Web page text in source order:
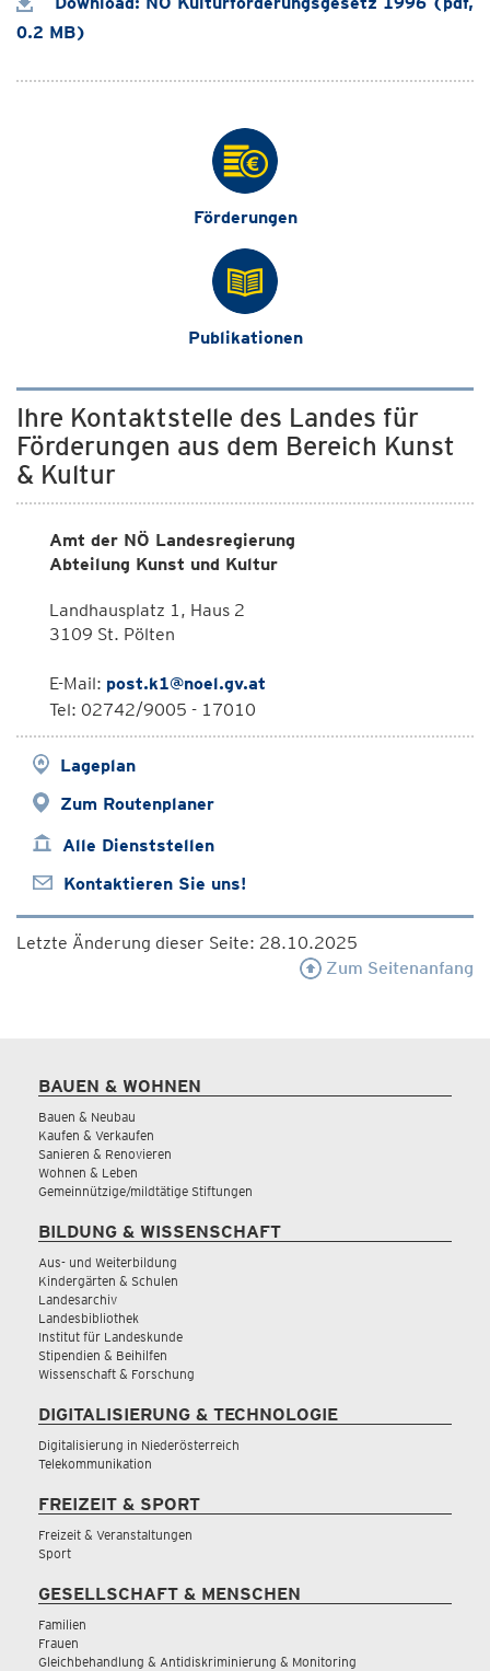
0.2 MB)
Förderungen
Publikationen
Ihre Kontaktstelle des Landes für
Förderungen aus dem Bereich Kunst
& Kultur
Amt der NÖ Landesregierung
Abteilung Kunst und Kultur
Landhausplatz 1, Haus 2
3109 St. Pölten
E-Mail: post.k1@noel.gv.at
Tel: 02742/9005 - 17010
Lageplan
Zum Routenplaner
Alle Dienststellen
Kontaktieren Sie uns!
Letzte Änderung dieser Seite: 28.10.2025
Zum Seitenanfang
BAUEN & WOHNEN
Bauen & Neubau
Kaufen & Verkaufen
Sanieren & Renovieren
Wohnen & Leben
Gemeinnützige/mildtätige Stiftungen
BILDUNG & WISSENSCHAFT
Aus- und Weiterbildung
Kindergärten & Schulen
Landesarchiv
Landesbibliothek
Institut für Landeskunde
Stipendien & Beihilfen
Wissenschaft & Forschung
DIGITALISIERUNG & TECHNOLOGIE
Digitalisierung in Niederösterreich
Telekommunikation
FREIZEIT & SPORT
Freizeit & Veranstaltungen
Sport
GESELLSCHAFT & MENSCHEN
Familien
Frauen
Gleichbehandlung & Antidiskriminierung & Monitoring